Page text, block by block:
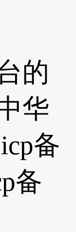
的
华
icp备
备